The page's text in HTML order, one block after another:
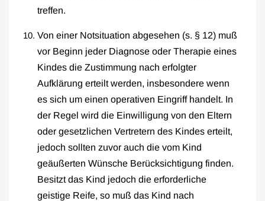
treffen.
Von einer Notsituation abgesehen (s. § 12) muß
vor Beginn jeder Diagnose oder Therapie eines
Kindes die Zustimmung nach erfolgter
Aufklärung erteilt werden, insbesondere wenn
es sich um einen operativen Eingriff handelt. In
der Regel wird die Einwilligung von den Eltern
oder gesetzlichen Vertretern des Kindes erteilt,
jedoch sollten zuvor auch die vom Kind
geäußerten Wünsche Berücksichtigung finden.
Besitzt das Kind jedoch die erforderliche
geistige Reife, so muß das Kind nach